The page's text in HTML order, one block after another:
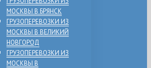
МОСКВЫ В БРЯНСК
ГРУЗОПЕРЕВОЗКИ ИЗ
МОСКВЫ В ВЕЛИКИЙ
НОВГОРОД
ГРУЗОПЕРЕВОЗКИ ИЗ
МОСКВЫ В